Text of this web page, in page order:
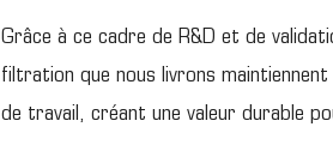
Grâce à ce cadre de R&D et de
filtration que nous livrons
de travail, créant une valeur durable